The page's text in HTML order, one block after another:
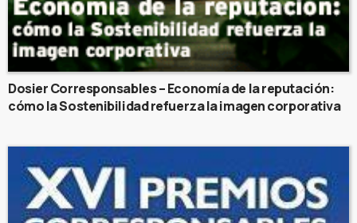
Dosier Corresponsables – Economía de la reputación:
cómo la Sostenibilidad refuerza la imagen corporativa